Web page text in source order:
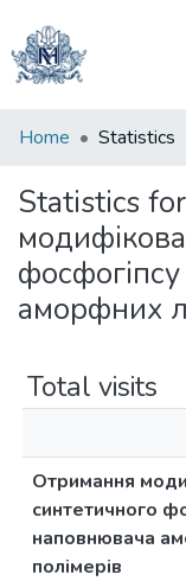
Communities
Collections
All of DSpace
Home Statistics
Statistics
аморфних
Total visits
Отримання
синтетичного
наповнювача
полімерів